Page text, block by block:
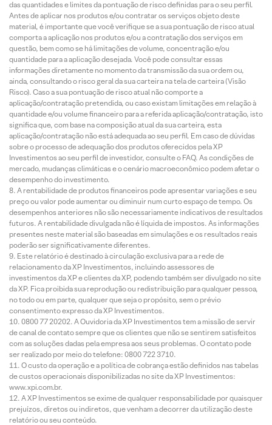
das quantidades e limites da pontuação de risco definidas para o seu perfil.
Antes de aplicar nos produtos e/ou contratar os serviços objeto deste
material, é importante que você verifique se a sua pontuação de risco atual
comporta a aplicação nos produtos e/ou a contratação dos serviços em
questão, bem como se há limitações de volume, concentração e/ou
quantidade para a aplicação desejada. Você pode consultar essas
informações diretamente no momento da transmissão da sua ordem ou,
ainda, consultando o risco geral da sua carteira na tela de carteira (Visão
Risco). Caso a sua pontuação de risco atual não comporte a
aplicação/contratação pretendida, ou caso existam limitações em relação à
quantidade e/ou volume financeiro para a referida aplicação/contratação, isto
significa que, com base na composição atual da sua carteira, esta
aplicação/contratação não está adequada ao seu perfil. Em caso de dúvidas
sobre o processo de adequação dos produtos oferecidos pela XP
Investimentos ao seu perfil de investidor, consulte o FAQ. As condições de
mercado, mudanças climáticas e o cenário macroeconômico podem afetar o
desempenho do investimento.
A rentabilidade de produtos financeiros pode apresentar variações e seu
preço ou valor pode aumentar ou diminuir num curto espaço de tempo. Os
desempenhos anteriores não são necessariamente indicativos de resultados
futuros. A rentabilidade divulgada não é líquida de impostos. As informações
presentes neste material são baseadas em simulações e os resultados reais
poderão ser significativamente diferentes.
Este relatório é destinado à circulação exclusiva para a rede de
relacionamento da XP Investimentos, incluindo assessores de
investimentos da XP e clientes da XP, podendo também ser divulgado no site
da XP. Fica proibida sua reprodução ou redistribuição para qualquer pessoa,
no todo ou em parte, qualquer que seja o propósito, sem o prévio
consentimento expresso da XP Investimentos.
0800 77 20202. A Ouvidoria da XP Investimentos tem a missão de servir
de canal de contato sempre que os clientes que não se sentirem satisfeitos
com as soluções dadas pela empresa aos seus problemas. O contato pode
ser realizado por meio do telefone: 0800 722 3710.
O custo da operação e a política de cobrança estão definidos nas tabelas
de custos operacionais disponibilizadas no site da XP Investimentos:
www.xpi.com.br.
A XP Investimentos se exime de qualquer responsabilidade por quaisquer
prejuízos, diretos ou indiretos, que venham a decorrer da utilização deste
relatório ou seu conteúdo.